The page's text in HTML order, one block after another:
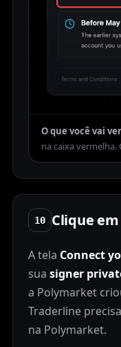
O que você vai
na caixa vermelha.
10 Clique
A tela Connect
sua signer
a Polymarket
Traderline
na Polymarket.